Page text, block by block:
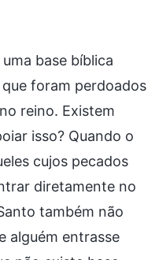
base bíblica
que foram perdoados
reino. Existem
isso? Quando o
cujos pecados
diretamente no
também não
alguém entrasse